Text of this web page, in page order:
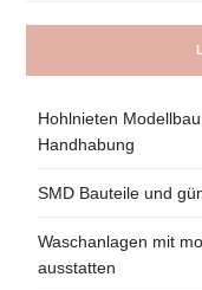
Hohlnieten
Handhabung
SMD Bauteile und
Waschanlagen mit
ausstatten